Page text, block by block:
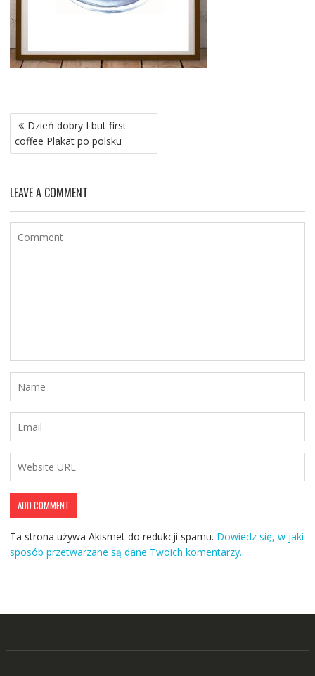
Nawigacja
wpisu
Dzień dobry I but first
coffee Plakat po polsku
LEAVE A COMMENT
Ta strona używa Akismet do redukcji spamu. Dowiedz się, w jaki
sposób przetwarzane są dane Twoich komentarzy.